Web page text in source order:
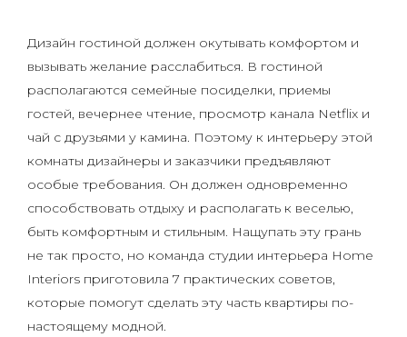
Дизайн гостиной должен окутывать комфортом и
вызывать желание расслабиться. В гостиной
располагаются семейные посиделки, приемы
гостей, вечернее чтение, просмотр канала Netflix и
чай с друзьями у камина. Поэтому к интерьеру этой
комнаты дизайнеры и заказчики предъявляют
особые требования. Он должен одновременно
способствовать отдыху и располагать к веселью,
быть комфортным и стильным. Нащупать эту грань
не так просто, но команда студии интерьера Home
Interiors приготовила 7 практических советов,
которые помогут сделать эту часть квартиры по-
настоящему модной.